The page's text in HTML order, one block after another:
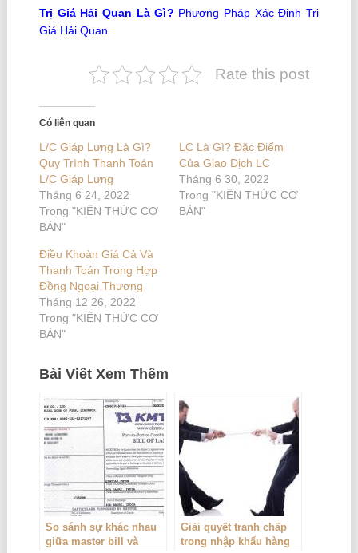
Trị Giá Hải Quan Là Gì? Phương Pháp Xác Định Trị
Giá Hải Quan
Rate this post
Có liên quan
L/C Giáp Lưng Là Gì?
Quy Trình Thanh Toán
L/C Giáp Lưng
Tháng 6 24, 2022
Trong "KIẾN THỨC CƠ
BẢN"
LC Là Gì? Đặc Điểm
Của Giao Dịch LC
Tháng 6 30, 2022
Trong "KIẾN THỨC CƠ
BẢN"
Điều Khoản Giá Cả Và
Thanh Toán Trong Hợp
Đồng Ngoại Thương
Tháng 12 26, 2022
Trong "KIẾN THỨC CƠ
BẢN"
Bài Viết Xem Thêm
So sánh sự khác nhau
giữa master bill và
Giải quyết tranh chấp
trong nhập khẩu hàng